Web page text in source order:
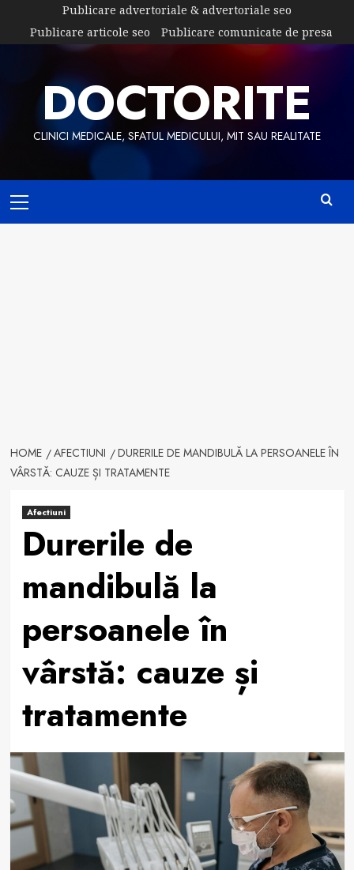
content
Publicare advertoriale & advertoriale seo
Publicare articole seo
Publicare comunicate de presa
DOCTORITE
CLINICI MEDICALE, SFATUL MEDICULUI, MIT SAU REALITATE
Menu
HOME AFECTIUNI
DURERILE DE MANDIBULĂ LA PERSOANELE ÎN
VÂRSTĂ: CAUZE ȘI TRATAMENTE
Afectiuni
Durerile de
mandibulă la
persoanele în
vârstă: cauze și
tratamente